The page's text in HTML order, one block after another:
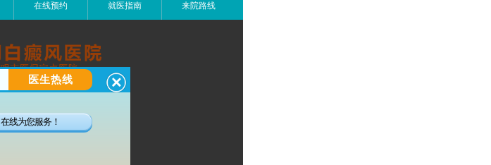
在线预约 就医指南 来院路线
癜风医院
华区护国路2号
昆明白癜风医院
0871-64174769
医生热线
线为您服务！